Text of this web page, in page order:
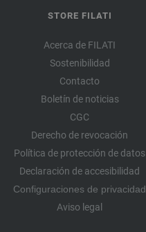
STORE FILATI
Acerca de FILATI
Sostenibilidad
Contacto
Boletín de noticias
CGC
Derecho de revocación
Política de protección de datos
Declaración de accesibilidad
Configuraciones de privacidad
Aviso legal